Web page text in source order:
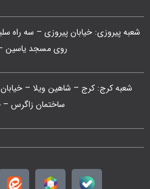
شعبه پیروزی: خیابان پیروزی – سه راه
روی مسجد یاسین –
شعبه کرج: کرج – شاهین ویلا –
ساختمان زاگرس –